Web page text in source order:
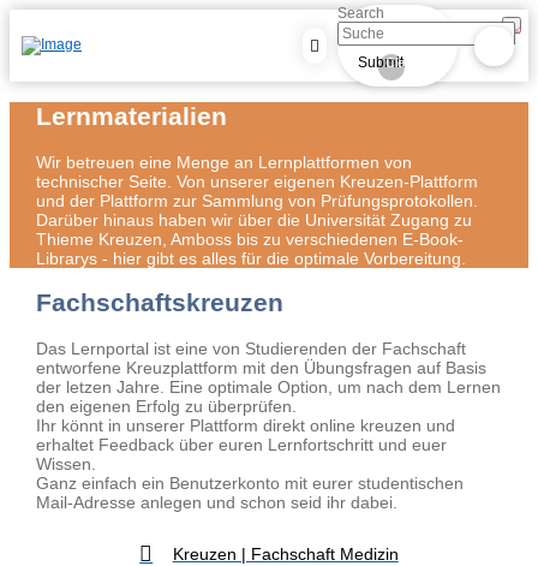
Search
Submit
Clear
Lernmaterialien
Wir betreuen eine Menge an Lernplattformen von
technischer Seite. Von unserer eigenen Kreuzen-Plattform
und der Plattform zur Sammlung von Prüfungsprotokollen.
Darüber hinaus haben wir über die Universität Zugang zu
Thieme Kreuzen, Amboss bis zu verschiedenen E-Book-
Librarys - hier gibt es alles für die optimale Vorbereitung.
Fachschaftskreuzen
Das Lernportal ist eine von Studierenden der Fachschaft
entworfene Kreuzplattform mit den Übungsfragen auf Basis
der letzen Jahre. Eine optimale Option, um nach dem Lernen
den eigenen Erfolg zu überprüfen.
Ihr könnt in unserer Plattform direkt online kreuzen und
erhaltet Feedback über euren Lernfortschritt und euer
Wissen.
Ganz einfach ein Benutzerkonto mit eurer studentischen
Mail-Adresse anlegen und schon seid ihr dabei.
Kreuzen | Fachschaft Medizin
×